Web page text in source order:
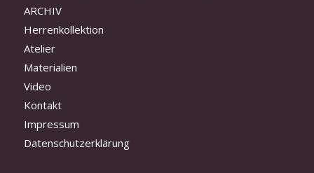
ARCHIV
Herrenkollektion
Atelier
Materialien
Video
Kontakt
Impressum
Datenschutzerklärung